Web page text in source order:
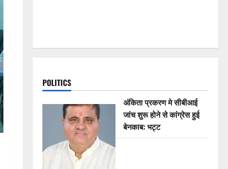
POLITICS
अंकिता प्रकरण मे सीबीआई
जांच शुरू होने से कांग्रेस हुई
बेनकाब: भट्ट